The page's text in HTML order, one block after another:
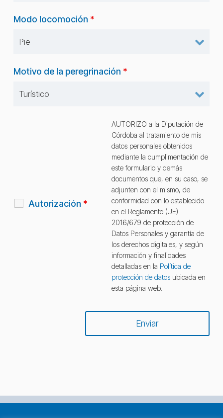
Modo locomoción *
Motivo de la peregrinación *
Autorización *
AUTORIZO a la Diputación de
Córdoba al tratamiento de mis
datos personales obtenidos
mediante la cumplimentación de
este formulario y demás
documentos que, en su caso, se
adjunten con el mismo, de
conformidad con lo establecido
en el Reglamento (UE)
2016/679 de protección de
Datos Personales y garantía de
los derechos digitales, y según
información y finalidades
detalladas en la Política de
protección de datos ubicada en
esta página web.